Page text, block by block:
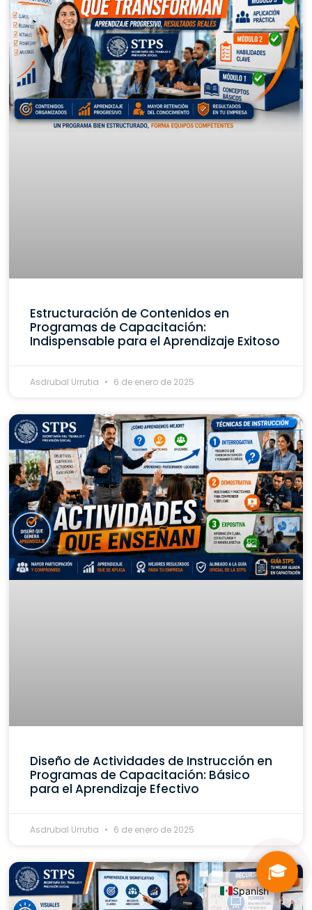
Estructuración de Contenidos en
Programas de Capacitación:
Indispensable para el Aprendizaje Exitoso
Asdrubal Urrutia 6 de enero de 2025
Diseño de Actividades de Instrucción en
Programas de Capacitación: Básico
para el Aprendizaje Efectivo
Asdrubal Urrutia 6 de enero de 2025
🎓
Spanish